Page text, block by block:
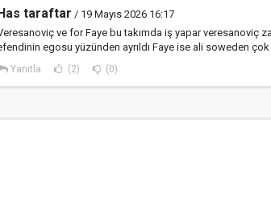
taraftar / 19 Mayıs 2026 16:17
ve for Faye bu takımda iş yapar veresanoviç
egosu yüzünden ayrıldı Faye ise ali soweden çok
Yanıtla (2) (0)